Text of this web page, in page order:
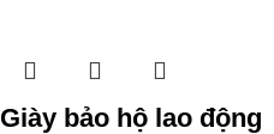
Giày bảo hộ lao động